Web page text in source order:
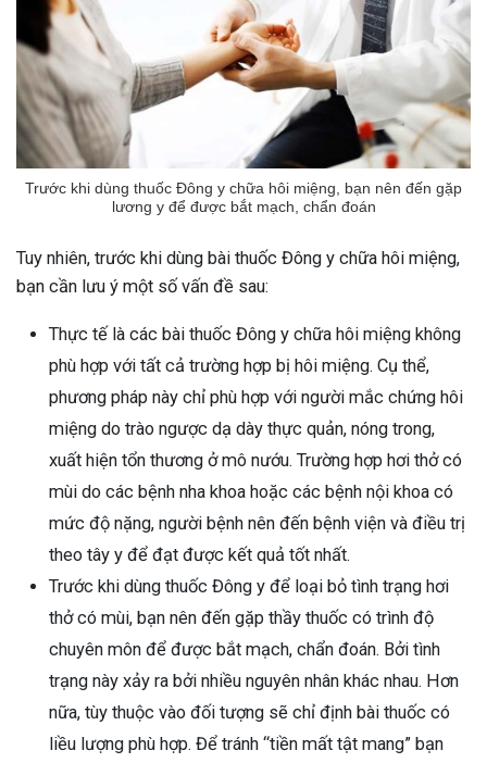
Trước khi dùng thuốc Đông y chữa hôi miệng, bạn nên đến gặp
lương y để được bắt mạch, chẩn đoán
Tuy nhiên, trước khi dùng bài thuốc Đông y chữa hôi miệng,
bạn cần lưu ý một số vấn đề sau:
Thực tế là các bài thuốc Đông y chữa hôi miệng không
phù hợp với tất cả trường hợp bị hôi miệng. Cụ thể,
phương pháp này chỉ phù hợp với người mắc chứng hôi
miệng do trào ngược dạ dày thực quản, nóng trong,
xuất hiện tổn thương ở mô nướu. Trường hợp hơi thở có
mùi do các bệnh nha khoa hoặc các bệnh nội khoa có
mức độ nặng, người bệnh nên đến bệnh viện và điều trị
theo tây y để đạt được kết quả tốt nhất.
Trước khi dùng thuốc Đông y để loại bỏ tình trạng hơi
thở có mùi, bạn nên đến gặp thầy thuốc có trình độ
chuyên môn để được bắt mạch, chẩn đoán. Bởi tình
trạng này xảy ra bởi nhiều nguyên nhân khác nhau. Hơn
nữa, tùy thuộc vào đối tượng sẽ chỉ định bài thuốc có
liều lượng phù hợp. Để tránh “tiền mất tật mang” bạn